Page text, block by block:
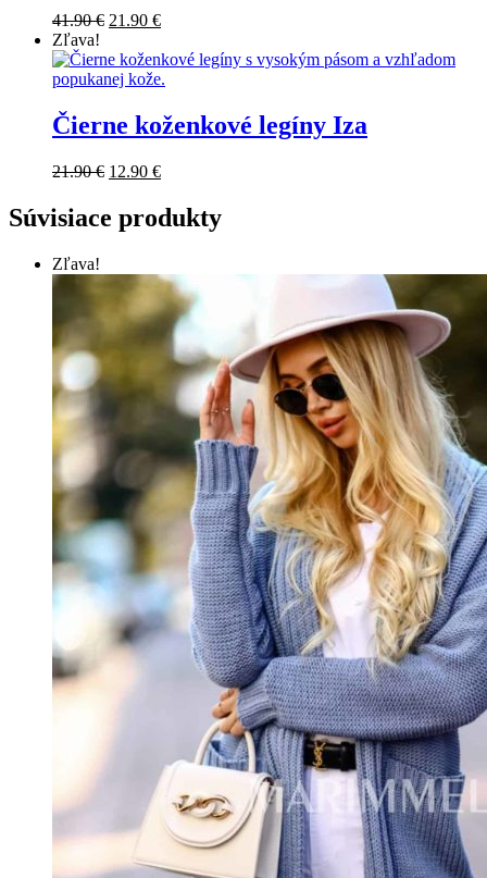
41.90€ 21.90 €
Zľava!
Čierne koženkové legíny Iza
21.90€ 12.90 €
Súvisiace produkty
Zľava!